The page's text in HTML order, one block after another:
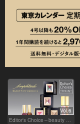
Vol.6
Editor's Choice～beauty & wellness～